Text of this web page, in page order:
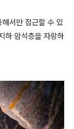
서만 접근할 수 있
하 암석층을 자랑하